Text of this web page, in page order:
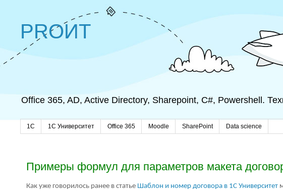
PROИТ
Office 365, AD, Active Directory, Sharepoint, C#, Powershell.
1C 1С Университет Office 365 Moodle SharePoint Data science
Примеры формул для параметров макета
Как уже говорилось ранее в статье Шаблон и номер договора в 1С Университет